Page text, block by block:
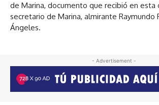
de Marina, documento que recibió en esta
secretario de Marina, almirante Raymundo
Ángeles.
- Advertisement -